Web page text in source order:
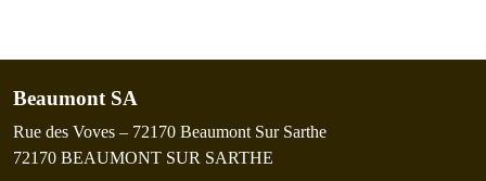
Beaumont SA
Rue des Voves – 72170 Beaumont Sur Sarthe
72170 BEAUMONT SUR SARTHE